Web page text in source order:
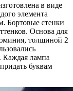
в виде
элемента
Бортовые стенки
Основа для
толщиной 2
лампа
буквам